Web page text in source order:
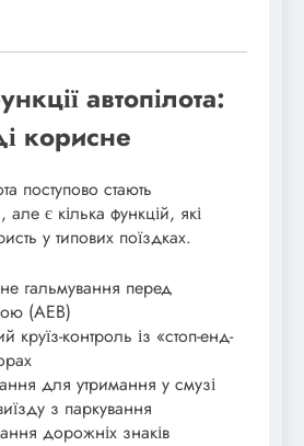
автопілота:
корисне
поступово стають
але є кілька функцій, які
у типових поїздках.
гальмування перед
(AEB)
круїз-контроль із «стоп-енд-
для утримання у смузі
з паркування
дорожніх знаків